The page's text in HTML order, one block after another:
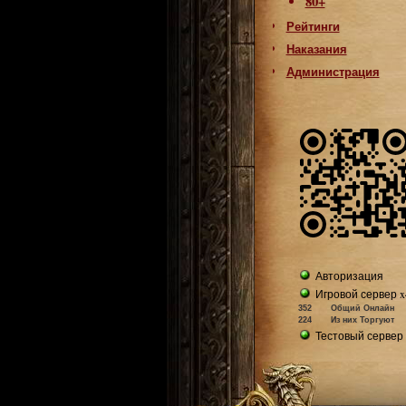
Рейтинги
Наказания
Администрация
Авторизация
Игровой сервер
352
Общий Онлайн
224
Из них Торгуют
Тестовый сервер